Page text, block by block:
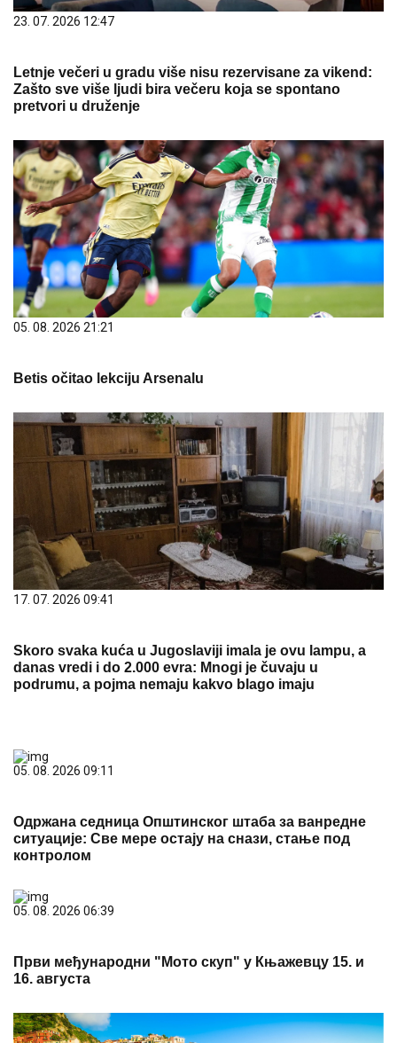
23. 07. 2026 12:47
Letnje večeri u gradu više nisu rezervisane za vikend:
Zašto sve više ljudi bira večeru koja se spontano
pretvori u druženje
05. 08. 2026 21:21
Betis očitao lekciju Arsenalu
17. 07. 2026 09:41
Skoro svaka kuća u Jugoslaviji imala je ovu lampu, a
danas vredi i do 2.000 evra: Mnogi je čuvaju u
podrumu, a pojma nemaju kakvo blago imaju
05. 08. 2026 09:11
Одржана седница Општинског штаба за ванредне
ситуације: Све мере остају на снази, стање под
контролом
05. 08. 2026 06:39
Први међународни "Мото скуп" у Књажевцу 15. и
16. августа